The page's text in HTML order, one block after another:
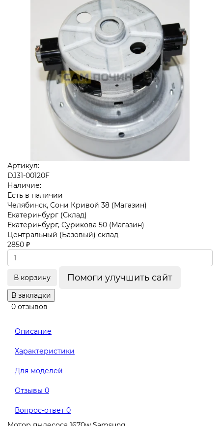
Артикул:
DJ31-00120F
Наличие:
Есть в наличии
Челябинск, Сони Кривой 38 (Магазин)
Екатеринбург (Склад)
Екатеринбург, Сурикова 50 (Магазин)
Центральный (Базовый) склад
2850 ₽
В корзину Помоги улучшить сайт
В закладки
0 отзывов
Описание
Характеристики
Для моделей
Отзывы 0
Вопрос-ответ 0